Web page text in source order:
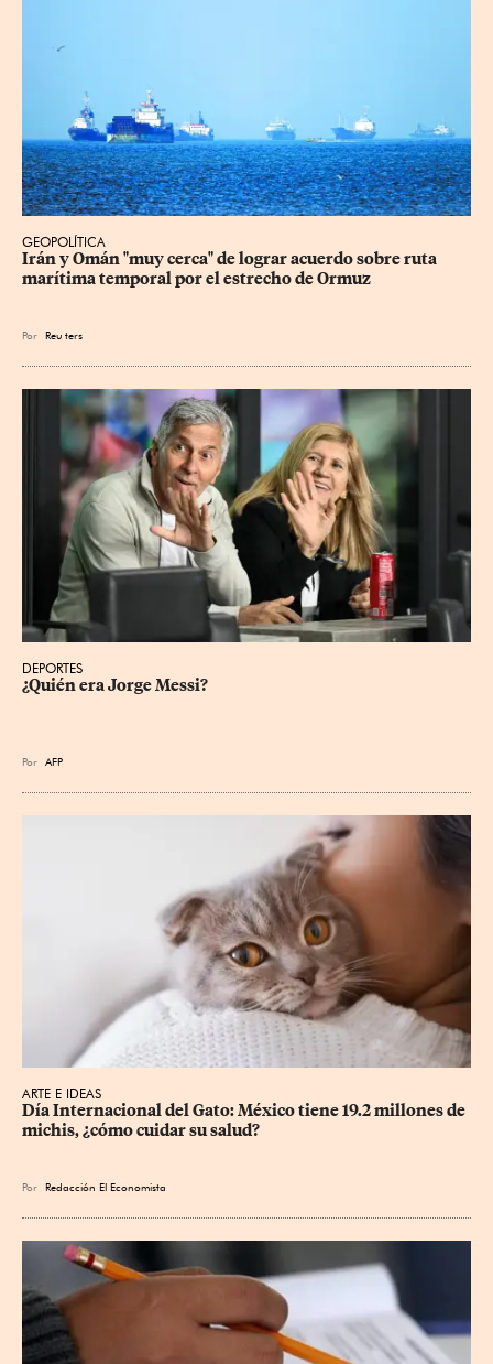
GEOPOLÍTICA
Irán y Omán "muy cerca" de lograr acuerdo sobre ruta
marítima temporal por el estrecho de Ormuz
Por Reu ters
DEPORTES
¿Quién era Jorge Messi?
Por AFP
ARTE E IDEAS
Día Internacional del Gato: México tiene 19.2 millones de
michis, ¿cómo cuidar su salud?
Por Redacción El Economista